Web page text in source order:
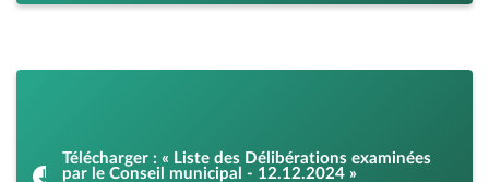
Télécharger : « Liste des Délibérations examinées
par le Conseil municipal - 12.12.2024 »